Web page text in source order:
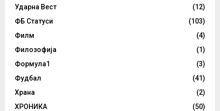
Ударна Вест
(12)
ФБ Статуси
(103)
Филм
(4)
Филозофија
(1)
Формула1
(3)
Фудбал
(41)
Храна
(2)
ХРОНИКА
(50)